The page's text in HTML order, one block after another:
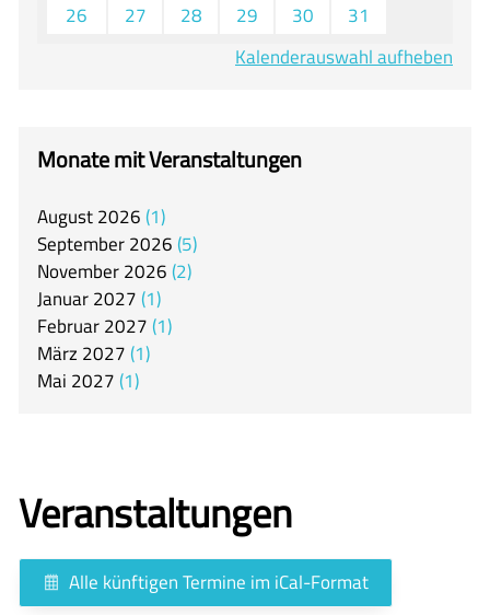
Downloads
Unter-, Mittel und Oberstufe
itslearning
Arbeitsgemeinschaften
Mensa
Unsere Schulgemeinschaft
Kontakt
26
27 28 29 30
31
Kalenderauswahl aufheben
Monate mit Veranstaltungen
August2026 1
September2026 5
November2026 2
Januar2027 1
Februar2027 1
März 2027 1
Mai 2027 1
Veranstaltungen
Alle künftigen Termine im iCal-Format